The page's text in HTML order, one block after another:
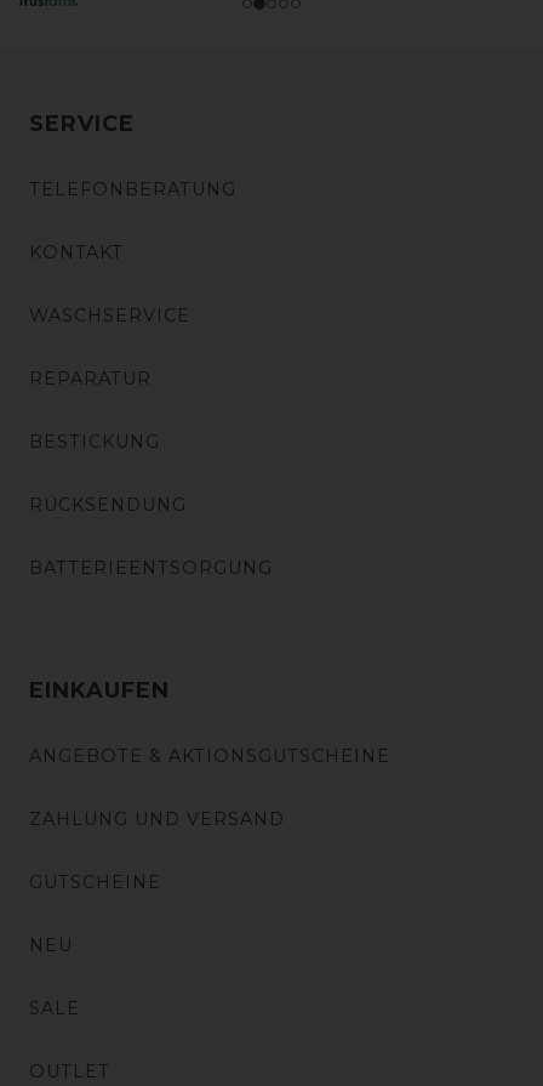
SERVICE
TELEFONBERATUNG
KONTAKT
WASCHSERVICE
REPARATUR
BESTICKUNG
RÜCKSENDUNG
BATTERIEENTSORGUNG
EINKAUFEN
ANGEBOTE & AKTIONSGUTSCHEINE
ZAHLUNG UND VERSAND
GUTSCHEINE
NEU
SALE
OUTLET